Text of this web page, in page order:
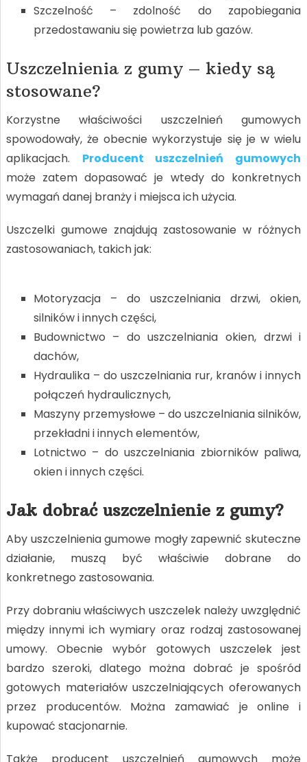
Szczelność – zdolność do zapobiegania
przedostawaniu się powietrza lub gazów.
Uszczelnienia z gumy – kiedy są
stosowane?
Korzystne właściwości uszczelnień gumowych
spowodowały, że obecnie wykorzystuje się je w wielu
aplikacjach. Producent uszczelnień gumowych
może zatem dopasować je wtedy do konkretnych
wymagań danej branży i miejsca ich użycia.
Uszczelki gumowe znajdują zastosowanie w różnych
zastosowaniach, takich jak:
Motoryzacja – do uszczelniania drzwi, okien,
silników i innych części,
Budownictwo – do uszczelniania okien, drzwi i
dachów,
Hydraulika – do uszczelniania rur, kranów i innych
połączeń hydraulicznych,
Maszyny przemysłowe – do uszczelniania silników,
przekładni i innych elementów,
Lotnictwo – do uszczelniania zbiorników paliwa,
okien i innych części.
Jak dobrać uszczelnienie z gumy?
Aby uszczelnienia gumowe mogły zapewnić skuteczne
działanie, muszą być właściwie dobrane do
konkretnego zastosowania.
Przy dobraniu właściwych uszczelek należy uwzględnić
między innymi ich wymiary oraz rodzaj zastosowanej
umowy. Obecnie wybór gotowych uszczelek jest
bardzo szeroki, dlatego można dobrać je spośród
gotowych materiałów uszczelniających oferowanych
przez producentów. Można zamawiać je online i
kupować stacjonarnie.